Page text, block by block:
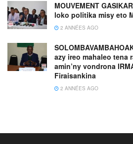
MOUVEMENT
loko politika misy eto
2 ANNÉES AGO
azy ireo mahaleo tena
amin’ny vondrona
Firaisankina
2 ANNÉES AGO